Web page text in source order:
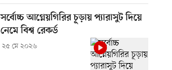
সর্বোচ্চ আগ্নেয়গিরির চূড়ায় প্যারাসুট দিয়ে
নেমে বিশ্ব রেকর্ড
২৫ মে ২০২৬